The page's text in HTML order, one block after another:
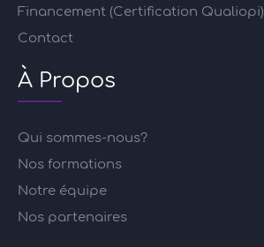
Financement (Certification Qualiopi)
Contact
À Propos
Qui sommes-nous?
Nos formations
Notre équipe
Nos partenaires